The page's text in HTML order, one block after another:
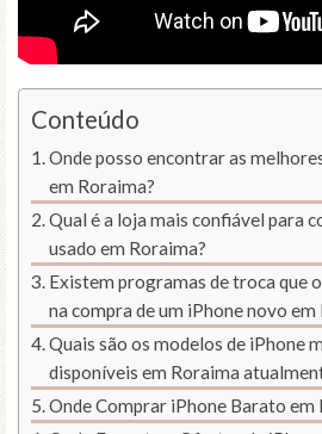
Conteúdo
Onde posso encontrar as
em Roraima?
Qual é a loja mais confiável para
usado em Roraima?
Existem programas de troca que
na compra de um iPhone novo em
Quais são os modelos de iPhone
disponíveis em Roraima
Onde Comprar iPhone Barato em